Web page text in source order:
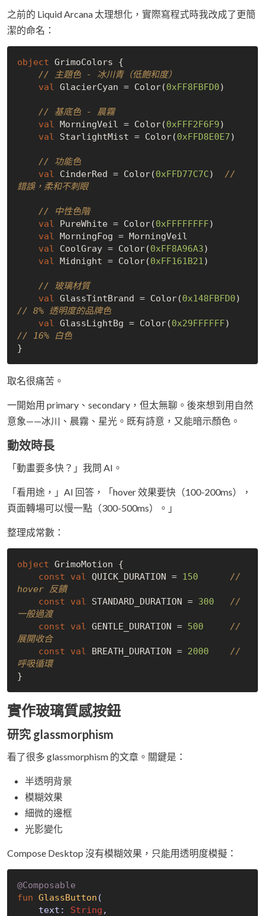
之前的 Liquid Arcana 太理想化，實際寫程式時我改成了更簡
潔的命名：
object GrimoColors {
// 主題色 - 冰川青（低飽和度）
val GlacierCyan = Color(0xFF8FBFD0)
// 基底色 - 晨霧
val MorningVeil = Color(0xFFF2F6F9)
val StarlightMist = Color(0xFFD8E0E7)
// 功能色
val CinderRed = Color(0xFFD77C7C) //
錯誤，柔和不刺眼
// 中性色階
val PureWhite = Color(0xFFFFFFFF)
val MorningFog = MorningVeil
val CoolGray = Color(0xFF8A96A3)
val Midnight = Color(0xFF161B21)
// 玻璃材質
val GlassTintBrand = Color(0x148FBFD0
// 8% 透明度的品牌色
val GlassLightBg = Color(0x29FFFFFF
// 16% 白色
取名很痛苦。
一開始用 primary、secondary，但太無聊。後來想到用自然
意象——冰川、晨霧、星光。既有詩意，又能暗示顏色。
動效時長
「動畫要多快？」我問 AI。
「看用途，」AI 回答，「hover 效果要快（100-200ms），
頁面轉場可以慢一點（300-500ms）。」
整理成常數：
object GrimoMotion {
const
val QUICK_DURATION = 150
//
hover 反饋
const
val STANDARD_DURATION = 300
//
一般過渡
const
val GENTLE_DURATION = 500
//
展開收合
const
val BREATH_DURATION = 2000
//
呼吸循環
實作玻璃質感按鈕
研究 glassmorphism
看了很多 glassmorphism 的文章。關鍵是：
半透明背景
模糊效果
細微的邊框
光影變化
Compose Desktop 沒有模糊效果，只能用透明度模擬：
@Composable
fun GlassButton (
    text:
String ,